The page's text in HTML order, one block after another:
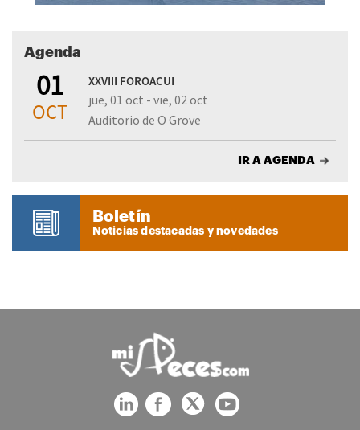
Agenda
01
OCT
XXVIII FOROACUI
jue, 01 oct - vie, 02 oct
Auditorio de O Grove
IR A AGENDA
Boletín
Noticias destacadas y novedades